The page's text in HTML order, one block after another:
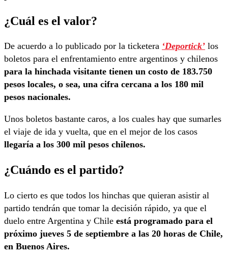
¿Cuál es el valor?
De acuerdo a lo publicado por la ticketera ‘Deportick’ los
boletos para el enfrentamiento entre argentinos y chilenos
para la hinchada visitante tienen un costo de 183.750
pesos locales, o sea, una cifra cercana a los 180 mil
pesos nacionales.
Unos boletos bastante caros, a los cuales hay que sumarles
el viaje de ida y vuelta, que en el mejor de los casos
llegaría a los 300 mil pesos chilenos.
¿Cuándo es el partido?
Lo cierto es que todos los hinchas que quieran asistir al
partido tendrán que tomar la decisión rápido, ya que el
duelo entre Argentina y Chile está programado para el
próximo jueves 5 de septiembre a las 20 horas de Chile,
en Buenos Aires.